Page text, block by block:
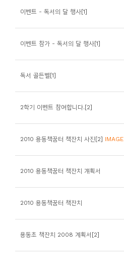
이벤트 - 독서의 달 행사[1]
이벤트 참가 - 독서의 달 행사[1]
독서 골든벨[1]
2학기 이벤트 참여합니다.[2]
2010 용동책꿈터 책잔치 사진[2] IMAGE
2010 용동책꿈터 책잔치 걔획서
2010 용동책꿈터 책잔치
용동초 책잔치 2008 계획서[2]
첩
자
및